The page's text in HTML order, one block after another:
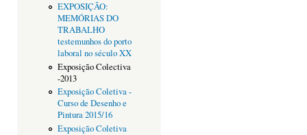
EXPOSIÇÃO:
MEMÓRIAS DO
TRABALHO
testemunhos do porto
laboral no século XX
Exposição Colectiva
-2013
Exposição Coletiva -
Curso de Desenho e
Pintura 2015/16
Exposição Coletiva